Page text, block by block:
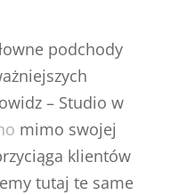
podchody
– Studio w
mimo swojej
klientów
tutaj te same